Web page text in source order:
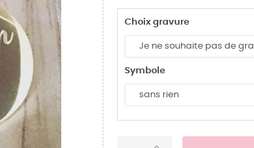
Choix gravure
Symbole